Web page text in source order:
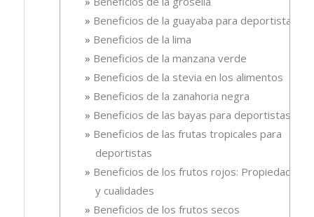
Beneficios de la guayaba para deportistas
Beneficios de la lima
Beneficios de la manzana verde
Beneficios de la stevia en los alimentos
Beneficios de la zanahoria negra
Beneficios de las bayas para deportistas
Beneficios de las frutas tropicales para
deportistas
Beneficios de los frutos rojos: Propiedades
y cualidades
Beneficios de los frutos secos